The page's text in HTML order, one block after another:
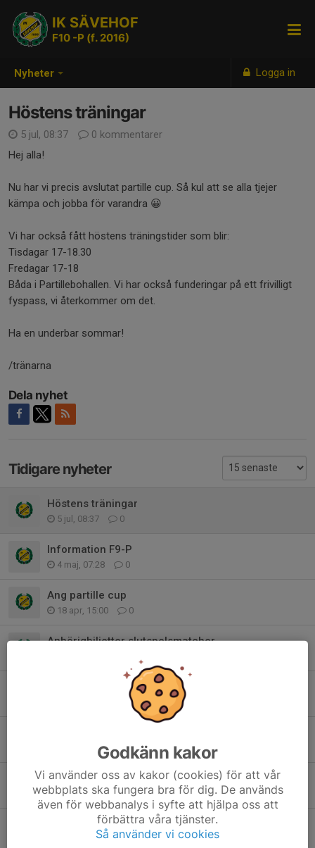
Nyheter Logga in
IK SÄVEHOF
F10 -P (f. 2016)
Höstens träningar
5 jul, 08:37
0 kommentarer
Hej alla!
Nu har vi precis avslutat partille cup. Så kul att se alla tjejer
kämpa och jobba för varandra 😀
Vi har också fått höstens träningstider som blir:
Tisdagar 17-18.30
Fredagar 17-18
Båda i Partillebohallen. Vi har också funderingar på ett frivilligt
fyspass, vi återkommer om det.
Ha en underbar sommar!
/tränarna
Dela nyhet
Tidigare nyheter
Höstens träningar
5 jul, 08:37 0
Information F9-P
4 maj, 07:28 0
Ang partille cup
18 apr, 15:00 0
Anhörigbiljetter slutspelsmatcher
Partille cup anmälan
0
23 feb, 20:12 0
Kiosk 1/3 + anmälan junicupen
19 feb, 16:50 0
Inför första seriematcherna
12 jan, 15:53 0
Godkänn kakor
Vi använder oss av kakor (cookies) för att vår
webbplats ska fungera bra för dig. De används
även för webbanalys i syfte att hjälpa oss att
förbättra våra tjänster.
Så använder vi cookies